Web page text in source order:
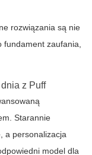
rozwiązania są nie
fundament zaufania,
z Puff
Starannie
a personalizacja
model dla